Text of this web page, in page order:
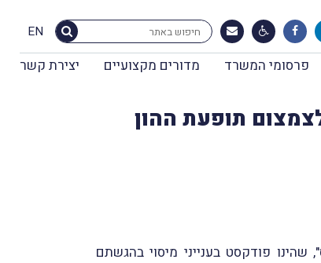
EN
פרסומי המשרד מדורים מקצועיים יצירת קשר
תופעת ההון
שהינו פודקסט בענייני מיסוי בהגשתם